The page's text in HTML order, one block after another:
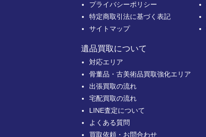
プライバシーポリシー
特定商取引法に基づく表記
サイトマップ
遺品買取について
対応エリア
骨董品・古美術品買取強化エリア
出張買取の流れ
宅配買取の流れ
LINE査定について
よくある質問
買取依頼・お問合わせ